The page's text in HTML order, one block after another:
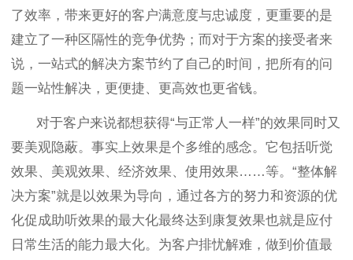
了效率，带来更好的客户满意度与忠诚度，更重要的是
建立了一种区隔性的竞争优势；而对于方案的接受者来
说，一站式的解决方案节约了自己的时间，把所有的问
题一站性解决，更便捷、更高效也更省钱。
对于客户来说都想获得“与正常人一样”的效果同时又
要美观隐蔽。事实上效果是个多维的感念。它包括听觉
效果、美观效果、经济效果、使用效果……等。“整体解
决方案”就是以效果为导向，通过各方的努力和资源的优
化促成助听效果的最大化最终达到康复效果也就是应付
日常生活的能力最大化。为客户排忧解难，做到价值最